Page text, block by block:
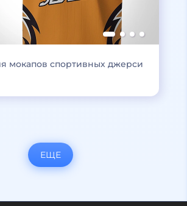
мокапов спортивных джерси
ЕЩЕ